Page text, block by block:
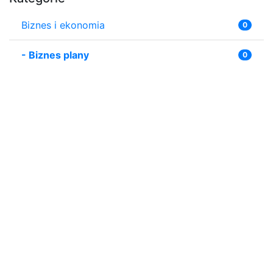
Biznes i ekonomia 0
- Biznes plany 0